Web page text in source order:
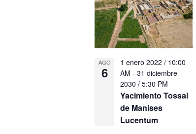
AGO
6
Yacimiento Tossal
de Manises
Lucentum
1 enero 2022 / 10:00
AM -31 diciembre
2030 / 5:30 PM